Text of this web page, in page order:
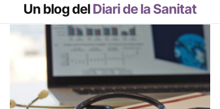
Un blog delDiari de la Sanitat